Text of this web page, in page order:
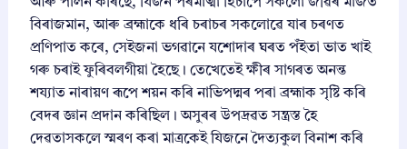
বিৰাজমান, আৰু ব্ৰহ্মাকে ধৰি চৰাচৰ সকলোৱে যাৰ চৰণত
প্ৰণিপাত কৰে, সেইজনা ভগৱানে যশোদাৰ ঘৰত পঁইতা ভাত খাই
গৰু চৰাই ফুৰিবলগীয়া হৈছে। তেখেতেই ক্ষীৰ সাগৰত অনন্ত
শয্যাত নাৰায়ণ ৰূপে শয়ন কৰি নাভিপদ্মৰ পৰা ব্ৰহ্মাক সৃষ্টি কৰি
বেদৰ জ্ঞান প্ৰদান কৰিছিল। অসুৰৰ উপদ্ৰৱত সন্ত্ৰস্ত হৈ
দেৱতাসকলে স্মৰণ কৰা মাত্ৰকেই যিজনে দৈত্যকুল বিনাশ কৰি